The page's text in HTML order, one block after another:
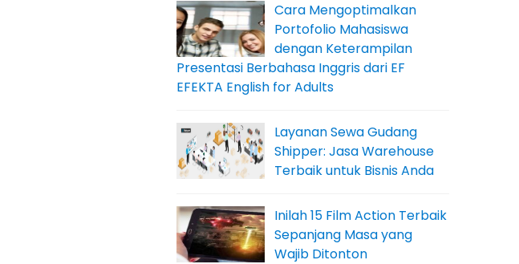
Cara Mengoptimalkan
Portofolio Mahasiswa
dengan Keterampilan
Presentasi Berbahasa Inggris dari EF
EFEKTA English for Adults
Layanan Sewa Gudang
Shipper: Jasa Warehouse
Terbaik untuk Bisnis Anda
Inilah 15 Film Action Terbaik
Sepanjang Masa yang
Wajib Ditonton